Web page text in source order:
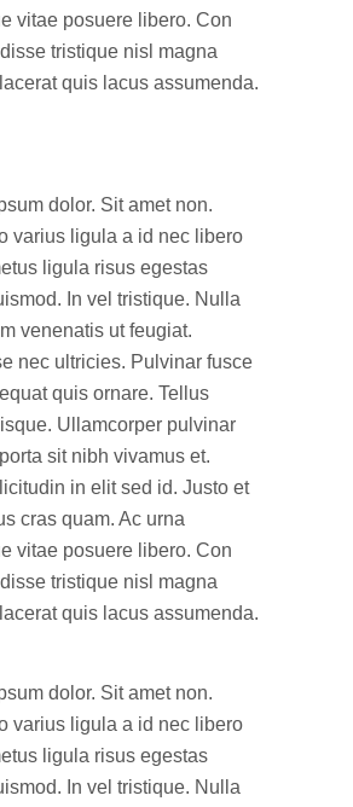
vitae posuere libero. Con
tristique nisl magna
quis lacus assumenda.
dolor. Sit amet non.
varius ligula a id nec libero
ligula risus egestas
In vel tristique. Nulla
venenatis ut feugiat.
nec ultricies. Pulvinar fusce
quis ornare. Tellus
Ullamcorper pulvinar
sit nibh vivamus et.
in elit sed id. Justo et
cras quam. Ac urna
vitae posuere libero. Con
tristique nisl magna
quis lacus assumenda.
dolor. Sit amet non.
varius ligula a id nec libero
ligula risus egestas
In vel tristique. Nulla